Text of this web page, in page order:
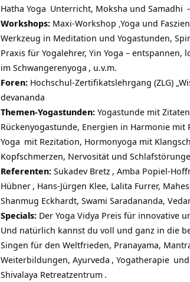
Hatha Yoga Unterricht, Moksha und Samadhi
Workshops: Maxi-Workshop ‚Yoga und
Werkzeug in Meditation und Yogastunden,
Praxis für Yogalehrer, Yin Yoga – entspannen,
im Schwangerenyoga , u.v.m.
Foren: Hochschul-Zertifikatslehrgang (ZLG)
devananda
Themen-Yogastunden: Yogastunde mit
Rückenyogastunde, Energien in Harmonie mit
Yoga mit Rezitation, Hormonyoga mit
Kopfschmerzen, Nervosität und
Referenten: Sukadev Bretz , Amba Popiel-
Hübner , Hans-Jürgen Klee, Lalita Furrer,
Shanmug Eckhardt, Swami Saradananda,
Specials: Der Yoga Vidya Preis für innovative
Und natürlich kannst du voll und ganz in die
Singen für den Weltfrieden, Pranayama,
Weiterbildungen, Ayurveda , Yogatherapie
Shivalaya Retreatzentrum .